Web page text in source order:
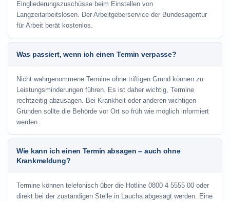
Eingliederungszuschüsse beim Einstellen von
Langzeitarbeitslosen. Der Arbeitgeberservice der Bundesagentur
für Arbeit berät kostenlos.
Was passiert, wenn ich einen Termin verpasse?
Nicht wahrgenommene Termine ohne triftigen Grund können zu
Leistungsminderungen führen. Es ist daher wichtig, Termine
rechtzeitig abzusagen. Bei Krankheit oder anderen wichtigen
Gründen sollte die Behörde vor Ort so früh wie möglich informiert
werden.
Wie kann ich einen Termin absagen – auch ohne
Krankmeldung?
Termine können telefonisch über die Hotline 0800 4 5555 00 oder
direkt bei der zuständigen Stelle in Laucha abgesagt werden. Eine